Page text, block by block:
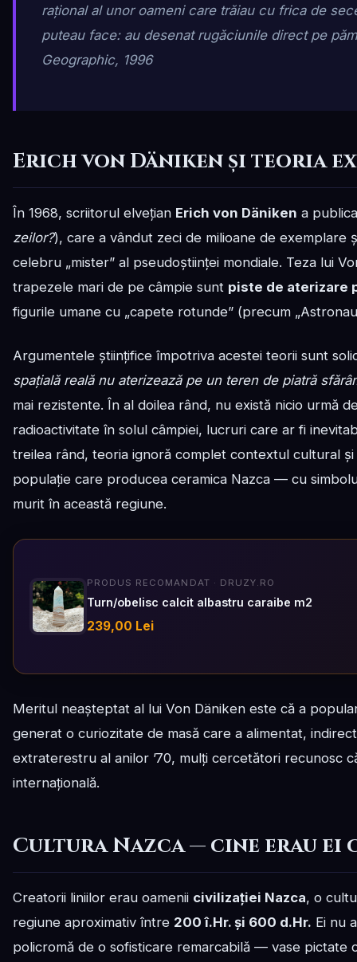
rațional al unor oameni care trăiau cu frica de
puteau face: au desenat rugăciunile direct pe
Geographic, 1996
Erich von Däniken și teoria
În 1968, scriitorul elvețian Erich von Däniken a
zeilor?), care a vândut zeci de milioane de exemplare
celebru „mister” al pseudoștiinței mondiale. Teza lui
trapezele mari de pe câmpie sunt piste de aterizare
figurile umane cu „capete rotunde” (precum
Argumentele științifice împotriva acestei teorii sunt
spațială reală nu aterizează pe un teren de piatră
mai rezistente. În al doilea rând, nu există nicio urmă
radioactivitate în solul câmpiei, lucruri care ar fi
treilea rând, teoria ignoră complet contextul cultural
populație care producea ceramica Nazca — cu
murit în această regiune.
PRODUS RECOMANDAT · DRUZY.RO
Turn/obelisc calcit albastru caraibe m2
239,00 Lei
Meritul neașteptat al lui Von Däniken este că a
generat o curiozitate de masă care a alimentat,
extraterestru al anilor ’70, mulți cercetători recunosc
internațională.
Cultura Nazca — cine erau ei
Creatorii liniilor erau oamenii civilizației Nazca, o
regiune aproximativ între 200 î.Hr. și 600 d.Hr. Ei nu
policromă de o sofisticare remarcabilă — vase pictate